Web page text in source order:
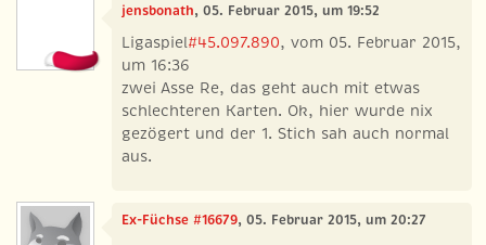
jensbonath, 05. Februar 2015, um 19:52
Ligaspiel#45.097.890, vom 05. Februar 2015,
um 16:36
zwei Asse Re, das geht auch mit etwas
schlechteren Karten. Ok, hier wurde nix
gezögert und der 1. Stich sah auch normal
aus.
Ex-Füchse #16679, 05. Februar 2015, um 20:27